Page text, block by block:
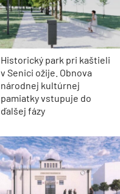
Historický park pri kaštieli
v Senici ožije. Obnova
národnej kultúrnej
pamiatky vstupuje do
ďalšej fázy